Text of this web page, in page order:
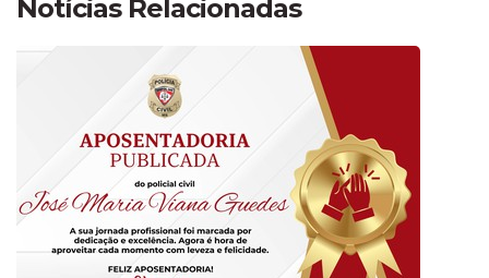
Notícias Relacionadas